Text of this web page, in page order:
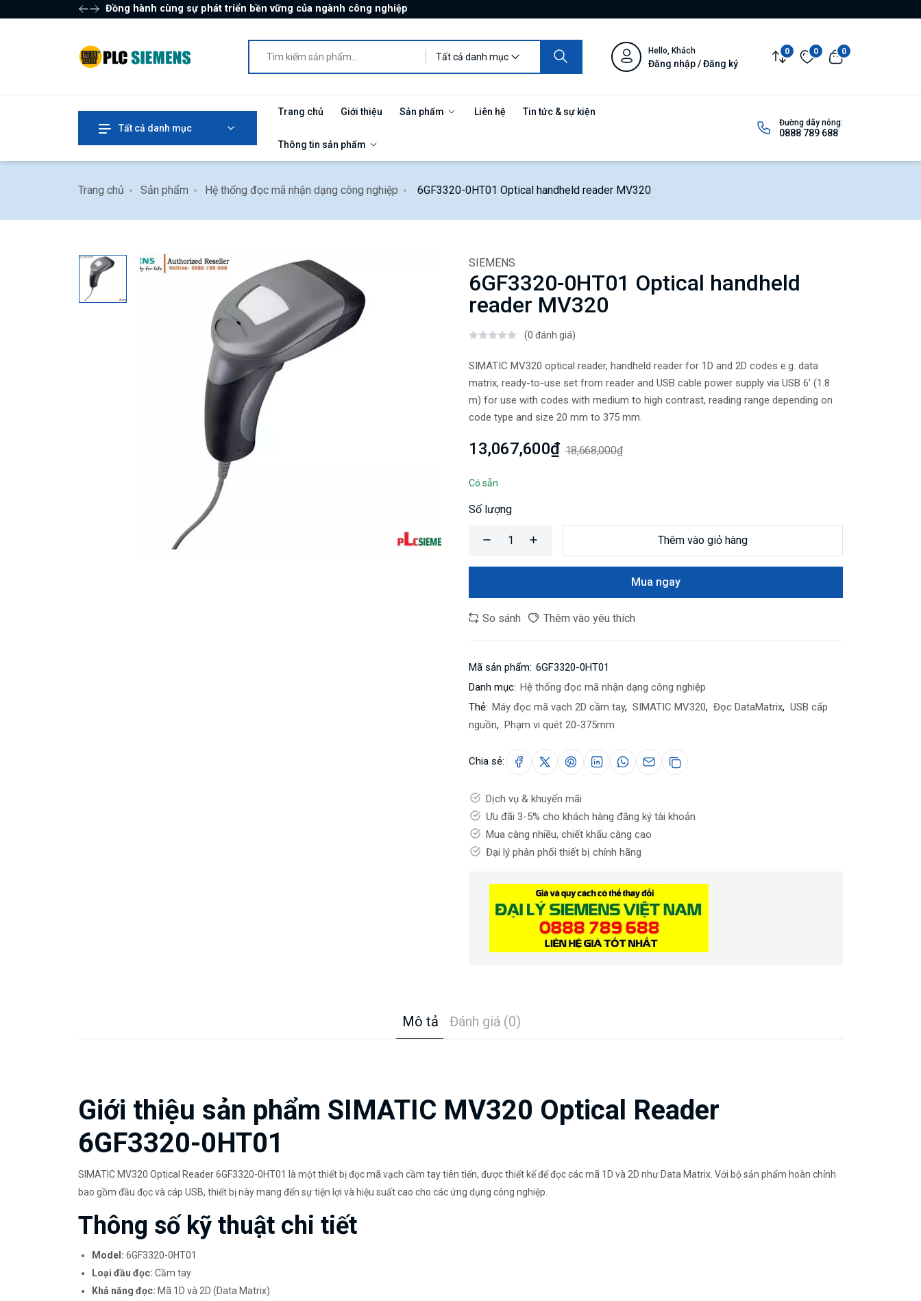
Đồng hành cùng sự phát triển bền vững của ngành công nghiệp
Tất cả danh mục
Hello, Khách
Đăng nhập / Đăng ký
0 0 0
Tất cả danh mục
Trang chủ Giới thiệu Sản phẩm Liên hệ Tin tức & sự kiện
Thông tin sản phẩm
Đường dây nóng:
0888 789 688
Trang chủ Sản phẩm Hệ thống đọc mã nhận dạng công nghiệp 6GF3320-0HT01 Optical handheld reader MV320
SIEMENS
6GF3320-0HT01 Optical handheld
reader MV320
(0 đánh giá)
SIMATIC MV320 optical reader, handheld reader for 1D and 2D codes e.g. data
matrix, ready-to-use set from reader and USB cable power supply via USB 6' (1.8
m) for use with codes with medium to high contrast, reading range depending on
code type and size 20 mm to 375 mm.
13,067,600₫ 18,668,000₫
Có sẵn
Số lượng
Thêm vào giỏ hàng
Mua ngay
So sánh Thêm vào yêu thích
Mã sản phẩm: 6GF3320-0HT01
Danh mục: Hệ thống đọc mã nhận dạng công nghiệp
Thẻ: Máy đọc mã vạch 2D cầm tay, SIMATIC MV320, Đọc DataMatrix, USB cấp
nguồn, Phạm vi quét 20-375mm
Chia sẻ:
Dịch vụ & khuyến mãi
Ưu đãi 3-5% cho khách hàng đăng ký tài khoản
Mua càng nhiều, chiết khấu càng cao
Đại lý phân phối thiết bị chính hãng
Mô tả Đánh giá (0)
Giới thiệu sản phẩm SIMATIC MV320 Optical Reader
6GF3320-0HT01
SIMATIC MV320 Optical Reader 6GF3320-0HT01 là một thiết bị đọc mã vạch cầm tay tiên tiến, được thiết kế để đọc các mã 1D và 2D như Data Matrix. Với bộ sản phẩm hoàn chỉnh
bao gồm đầu đọc và cáp USB, thiết bị này mang đến sự tiện lợi và hiệu suất cao cho các ứng dụng công nghiệp.
Thông số kỹ thuật chi tiết
Model: 6GF3320-0HT01
Loại đầu đọc: Cầm tay
Khả năng đọc: Mã 1D và 2D (Data Matrix)